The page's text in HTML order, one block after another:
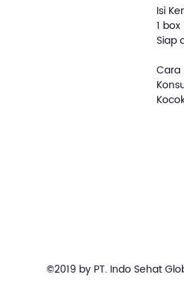
Isi
1
Siap
Cara
©2019 by PT. Indo Sehat